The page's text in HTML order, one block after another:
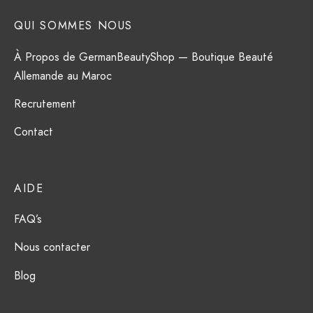
AIDE
FAQ’s
Nous contacter
Blog
QUI SOMMES NOUS
À Propos de GermanBeautyShop — Boutique Beauté
Allemande au Maroc
Recrutement
Contact